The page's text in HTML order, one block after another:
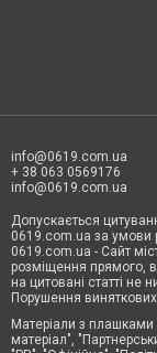
info@0619.com.ua
+ 38 063 0569176
info@0619.com.ua
Допускається
0619.com.ua за умови
0619.com.ua - Сайт
розміщення прямого,
на цитовані статті не
Порушення
Матеріали з
матеріал",